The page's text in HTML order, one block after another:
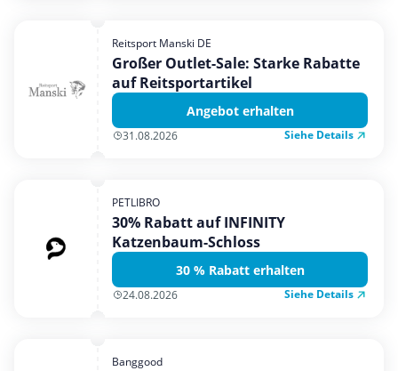
Urlaub & Reise
Reitsport Manski DE
Großer Outlet-Sale: Starke Rabatte
auf Reitsportartikel
Angebot erhalten
31.08.2026 Siehe Details
PETLIBRO
30% Rabatt auf INFINITY
Katzenbaum-Schloss
30 % Rabatt erhalten
24.08.2026 Siehe Details
Banggood